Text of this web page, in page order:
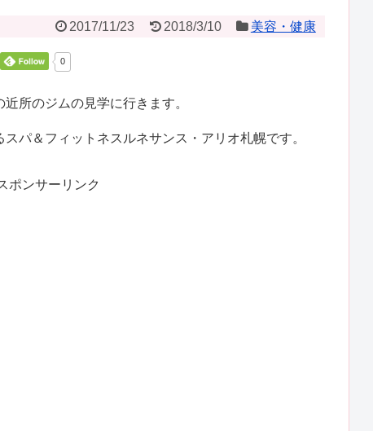
2017/11/23 2018/3/10 美容・健康
0
所のジムの見学に行きます。
パ＆フィットネスルネサンス・アリオ札幌です。
ポンサーリンク